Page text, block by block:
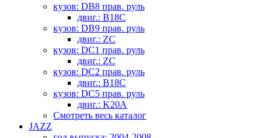
кузов: DB8 прав. руль
двиг.: B18C
кузов: DB9 прав. руль
двиг.: ZC
кузов: DC1 прав. руль
двиг.: ZC
кузов: DC2 прав. руль
двиг.: B18C
кузов: DC5 прав. руль
двиг.: K20A
Смотреть весь каталог
JAZZ